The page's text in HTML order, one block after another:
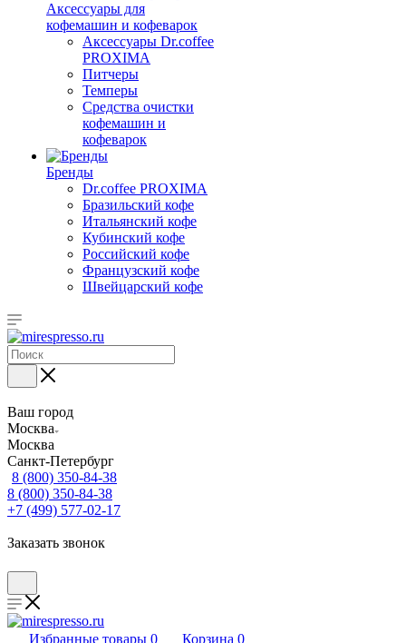
Аксессуары для
кофемашин и кофеварок
Аксессуары Dr.coffee
PROXIMA
Питчеры
Темперы
Средства очистки
кофемашин и
кофеварок
Бренды
Dr.coffee PROXIMA
Бразильский кофе
Итальянский кофе
Кубинский кофе
Российский кофе
Французский кофе
Швейцарский кофе
Ваш город
Москва
Москва
Санкт-Петербург
8 (800) 350-84-38
8 (800) 350-84-38
+7 (499) 577-02-17
Заказать звонок
Избранные товары 0 Корзина 0